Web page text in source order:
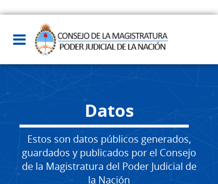
Datos
Estos son datos públicos generados,
guardados y publicados por el Consejo
de la Magistratura del Poder Judicial de
la Nación